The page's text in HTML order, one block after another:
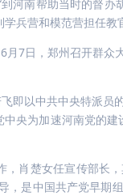
河南帮助当时的督
兵营和模范营担任
7日，郑州召开群
即以中共中央特派
央为加速河南党的
肖楚女任宣传部长
是中国共产党早期